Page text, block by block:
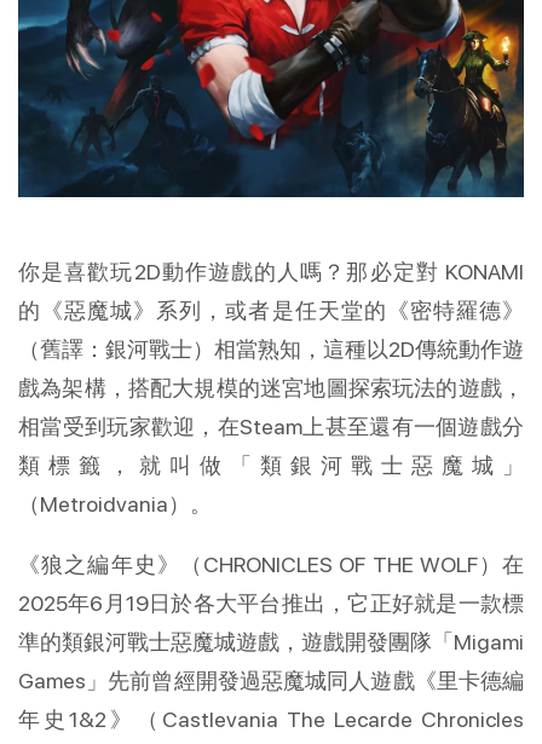
你是喜歡玩2D動作遊戲的人嗎？那必定對 KONAMI
的《惡魔城》系列，或者是任天堂的《密特羅德》
（舊譯：銀河戰士）相當熟知，這種以2D傳統動作遊
戲為架構，搭配大規模的迷宮地圖探索玩法的遊戲，
相當受到玩家歡迎，在Steam上甚至還有一個遊戲分
類標籤，就叫做「類銀河戰士惡魔城」
（Metroidvania）。
《狼之編年史》（CHRONICLES OF THE WOLF）在
2025年6月19日於各大平台推出，它正好就是一款標
準的類銀河戰士惡魔城遊戲，遊戲開發團隊「Migami
Games」先前曾經開發過惡魔城同人遊戲《里卡德編
年史1&2》（Castlevania The Lecarde Chronicles